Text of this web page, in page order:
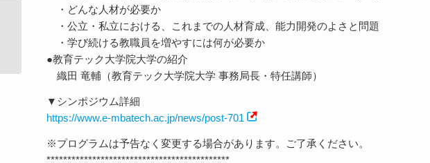
・どんな人材が必要か
・公立・私立における、これまでの人材育成、能力開発のよさと問題
・学び続ける教職員を増やすには何が必要か
●教育テック大学院大学の紹介
織田 竜輔（教育テック大学院大学 事務局長・特任講師）
▼シンポジウム詳細
https://www.e-mbatech.ac.jp/news/post-701
※プログラムは予告なく変更する場合があります。ご了承ください。
********************************************
【2/8（土）開催】オンラインシンポ
ジウム「教育ＤＸの...